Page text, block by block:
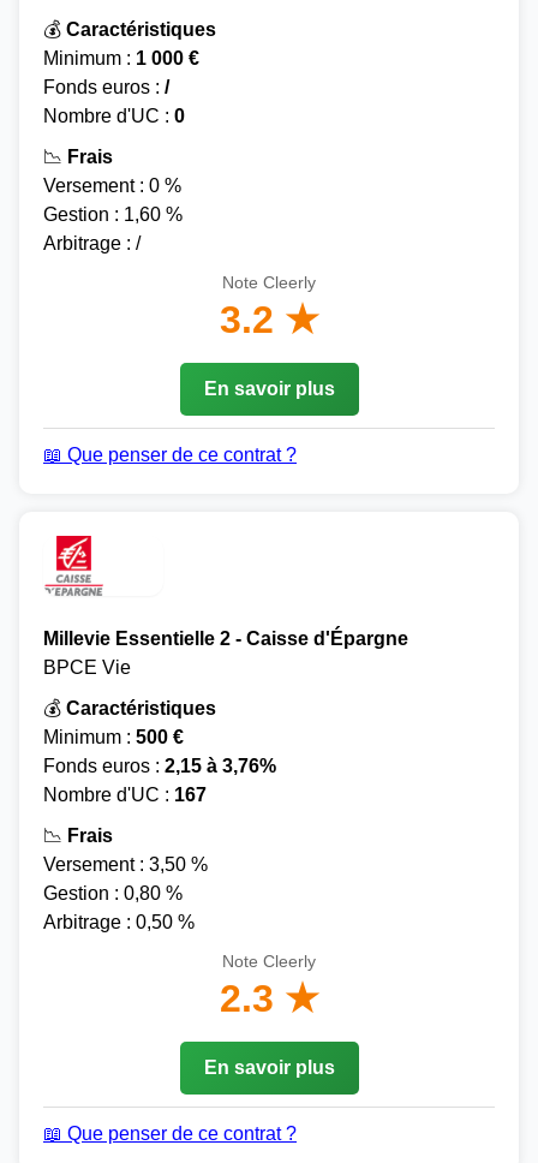
💰 Caractéristiques
Minimum : 1 000 €
Fonds euros : /
Nombre d'UC : 0
📉 Frais
Versement : 0 %
Gestion : 1,60 %
Arbitrage : /
Note Cleerly
3.2 ★
En savoir plus
📖 Que penser de ce contrat ?
Millevie Essentielle 2 - Caisse d'Épargne
BPCE Vie
💰 Caractéristiques
Minimum : 500 €
Fonds euros : 2,15 à 3,76%
Nombre d'UC : 167
📉 Frais
Versement : 3,50 %
Gestion : 0,80 %
Arbitrage : 0,50 %
Note Cleerly
2.3 ★
En savoir plus
📖 Que penser de ce contrat ?